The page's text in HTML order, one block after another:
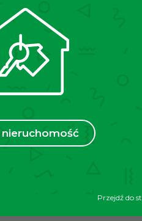
nieruchomość
Przejdź do